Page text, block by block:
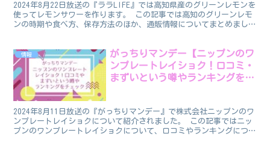
2024年8月22日放送の『ララLIFE』では高知県産のグリーンレモンを
使ってレモンサワーを作ります。 この記事では高知のグリーンレモ
ンの時期や食べ方、保存方法のほか、通販情報についてまとめまし
情報
がっちりマンデー【ニップンのワ
ンプレートレイショク！口コミ・
まずいという噂やランキングを調
2024年8月11日放送の『がっちりマンデー』で株式会社ニップンのワ
ンプレートレイショクについて紹介されました。 この記事ではニッ
プンのワンプレートレイショクについて、口コミやランキングについ